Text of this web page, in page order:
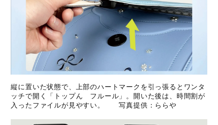
縦に置いた状態で、上部のハートマークを引っ張るとワンタ
ッチで開く「トップん フルール」。開いた後は、時間割が
入ったファイルが見やすい。 写真提供：ららや